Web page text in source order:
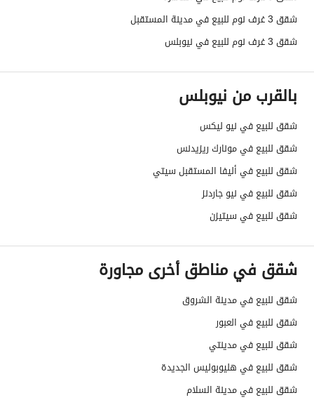
شقق 3 غرف نوم للبيع في مدينة المستقبل
شقق 3 غرف نوم للبيع في نيوبلس
بالقرب من نيوبلس
شقق للبيع في نيو ليكس
شقق للبيع في مونارك ريزيدنس
شقق للبيع في أليفا المستقبل سيتي
شقق للبيع في نيو جاردنز
شقق للبيع في سيتيزن
شقق في مناطق أخرى مجاورة
شقق للبيع في مدينة الشروق
شقق للبيع في العبور
شقق للبيع في مدينتي
شقق للبيع في هليوبوليس الجديدة
شقق للبيع في مدينة السلام